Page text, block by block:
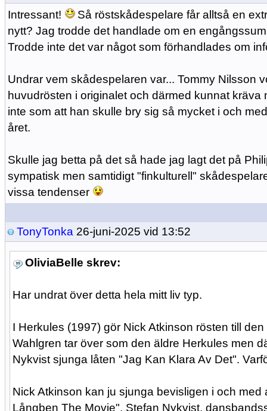
Intressant!
Så röstskådespelare får alltså en
nytt? Jag trodde det handlade om en
Trodde inte det var något som förhandlades om
Undrar vem skådespelaren var... Tommy Nilsson
huvudrösten i originalet och därmed kunnat kräva
inte som att han skulle bry sig så mycket i och
året.
Skulle jag betta på det så hade jag lagt det på
sympatisk men samtidigt "finkulturell"
vissa tendenser
TonyTonka 26-juni-2025 vid 13:52
OliviaBelle skrev:
Har undrat över detta hela mitt liv typ.
I Herkules (1997) gör Nick Atkinson rösten till
Wahlgren tar över som den äldre Herkules men
Nykvist sjunga låten "Jag Kan Klara Av Det".
Nick Atkinson kan ju sjunga bevisligen i och med
Långben The Movie". Stefan Nykvist,